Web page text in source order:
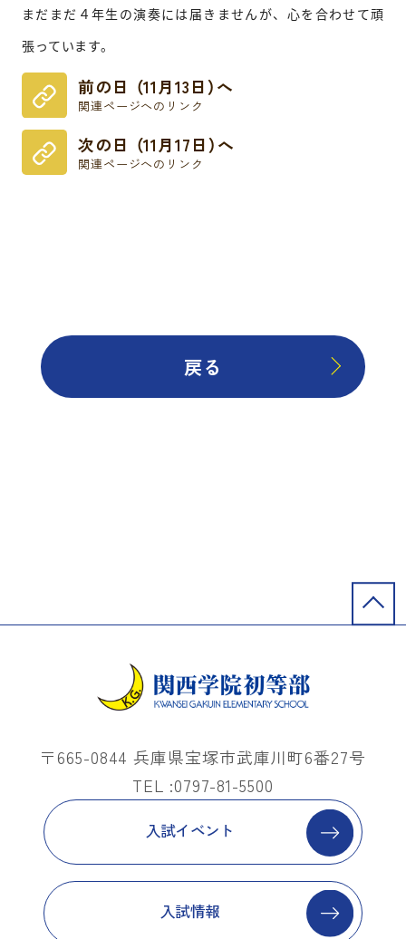
まだまだ４年生の演奏には届きませんが、心を合わせて頑
張っています。
前の日 （11月13日）へ
関連ページへのリンク
次の日 （11月17日）へ
関連ページへのリンク
戻る
〒665-0844 兵庫県宝塚市武庫川町6番27号
TEL :0797-81-5500
入試イベント
入試情報